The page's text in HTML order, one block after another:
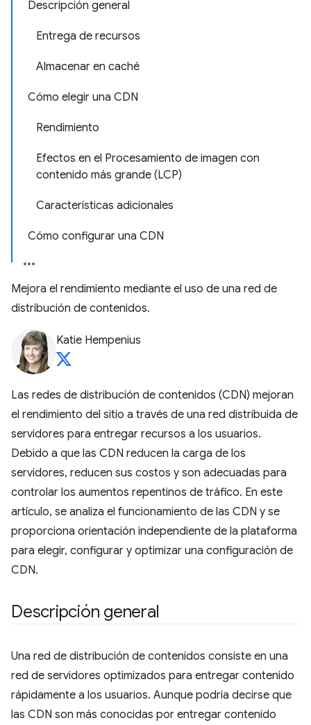
Descripción general
Entrega de recursos
Almacenar en caché
Cómo elegir una CDN
Rendimiento
Efectos en el Procesamiento de imagen con
contenido más grande (LCP)
Características adicionales
Cómo configurar una CDN
Mejora el rendimiento mediante el uso de una red de
distribución de contenidos.
Katie Hempenius
Las redes de distribución de contenidos (CDN) mejoran
el rendimiento del sitio a través de una red distribuida de
servidores para entregar recursos a los usuarios.
Debido a que las CDN reducen la carga de los
servidores, reducen sus costos y son adecuadas para
controlar los aumentos repentinos de tráfico. En este
artículo, se analiza el funcionamiento de las CDN y se
proporciona orientación independiente de la plataforma
para elegir, configurar y optimizar una configuración de
CDN.
Descripción general
Una red de distribución de contenidos consiste en una
red de servidores optimizados para entregar contenido
rápidamente a los usuarios. Aunque podría decirse que
las CDN son más conocidas por entregar contenido